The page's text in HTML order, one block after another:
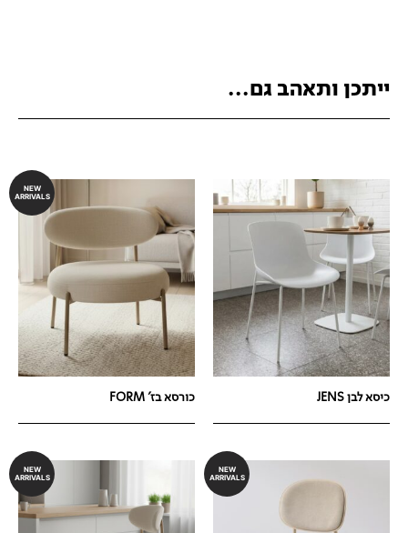
ייתכן ותאהב גם...
כיסא לבן JENS
NEW
ARRIVALS
כורסא בז' FORM
NEW
ARRIVALS
NEW
ARRIVALS